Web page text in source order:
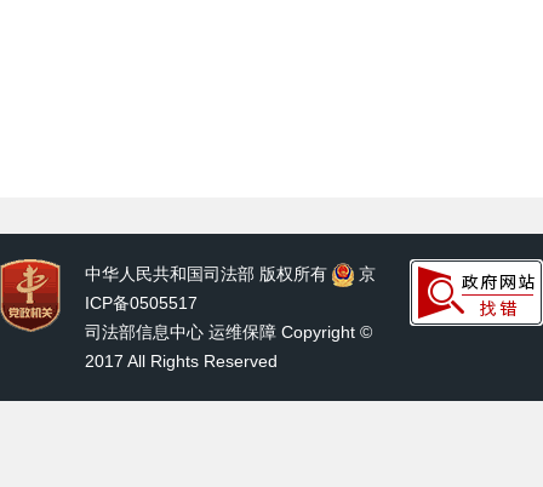
中华人民共和国司法部 版权所有
京
ICP备0505517
司法部信息中心 运维保障 Copyright ©
2017 All Rights Reserved